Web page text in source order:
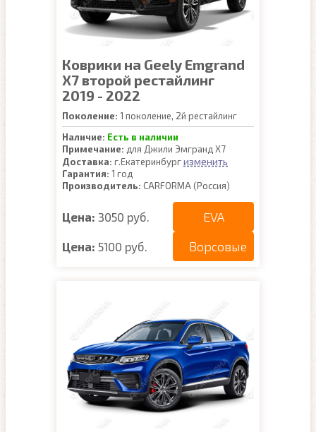
Коврики на Geely Emgrand
X7 второй рестайлинг
2019 - 2022
Поколение: 1 поколение, 2й рестайлинг
Наличие: Есть в наличии
Примечание: для Джили Эмгранд Х7
Доставка: г.Екатеринбургизменить
Гарантия: 1 год
Производитель: CARFORMA (Россия)
Цена: 3050 руб. EVA
Цена: 5100 руб. Ворсовые